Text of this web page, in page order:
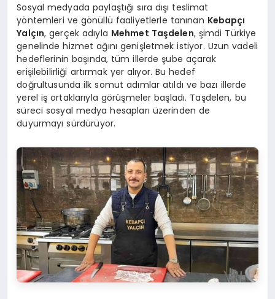
Sosyal medyada paylaştığı sıra dışı teslimat
yöntemleri ve gönüllü faaliyetlerle tanınan Kebapçı
Yalçın, gerçek adıyla Mehmet Taşdelen, şimdi Türkiye
genelinde hizmet ağını genişletmek istiyor. Uzun vadeli
hedeflerinin başında, tüm illerde şube açarak
erişilebilirliği artırmak yer alıyor. Bu hedef
doğrultusunda ilk somut adımlar atıldı ve bazı illerde
yerel iş ortaklarıyla görüşmeler başladı. Taşdelen, bu
süreci sosyal medya hesapları üzerinden de
duyurmayı sürdürüyor.